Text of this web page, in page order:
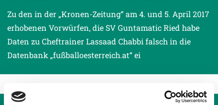
Zu den in der „Kronen-Zeitung“ am 4. und 5. April 2017
erhobenen Vorwürfen, die SV Guntamatic Ried habe
Daten zu Cheftrainer Lassaad Chabbi falsch in die
Datenbank „fußballoesterreich.at“ ei